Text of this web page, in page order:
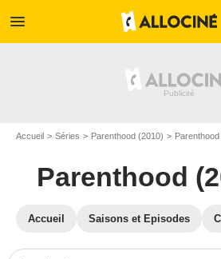
menu
Accueil Séries Parenthood (2010)
Parenthood
Accueil Saisons et Episodes